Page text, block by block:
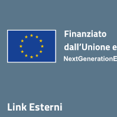
Link Esterni